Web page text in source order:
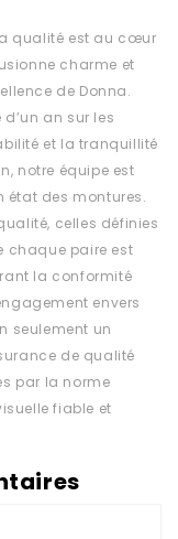
qualité est au cœur
charme et
de Donna.
an sur les
et la tranquillité
notre équipe est
état des montures.
celles définies
chaque paire est
la conformité
envers
seulement un
de qualité
par la norme
fiable et